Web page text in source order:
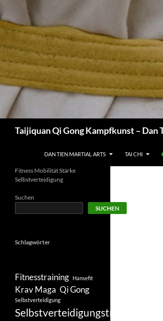
Inhalt
springen
Taijiquan Qi Gong Kampfkunst –
DAN TIEN MARTIAL ARTS TAI CHI
Fitness Mobilität Stärke
Selbstverteidigung
Suchen
SUCHEN
Schlagwörter
Fitnesstraining Hansefit
Krav Maga Qi Gong
Selbstverteidigung
Selbstverteidigungstraining